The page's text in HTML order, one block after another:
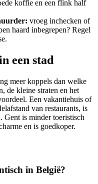
koffie en een flink half
vroeg inchecken of
haard inbegrepen? Regel
een stad
meer koppels dan welke
de kleine straten en het
Een vakantiehuis of
van restaurants, is
Gent is minder toeristisch
en is goedkoper.
in België?